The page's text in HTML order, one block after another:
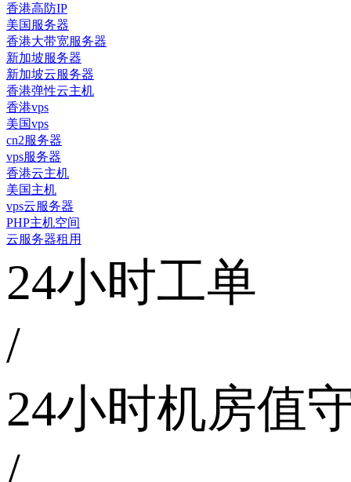
香港高防IP
美国服务器
香港大带宽服务器
新加坡服务器
新加坡云服务器
香港弹性云主机
香港vps
美国vps
cn2服务器
vps服务器
香港云主机
美国主机
vps云服务器
PHP主机空间
云服务器租用
24小时工单
/
24小时机房值